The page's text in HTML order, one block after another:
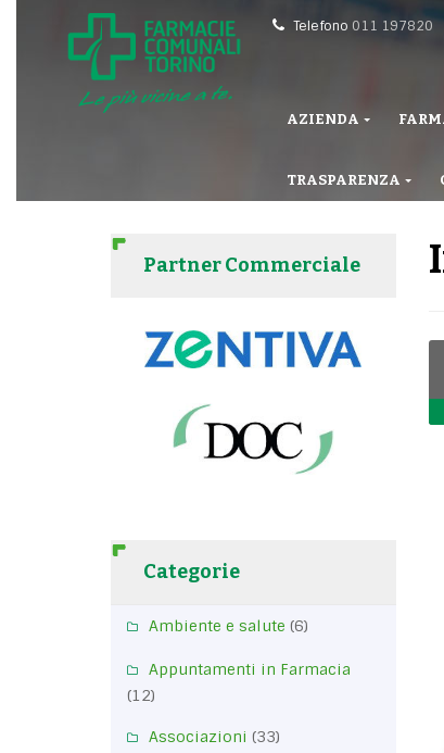
Telefono 011 197820
AZIENDA
TRASPARENZA
Partner Commerciale
Categorie
Ambiente e salute (6)
Appuntamenti in Farmacia
(12)
Associazioni (33)